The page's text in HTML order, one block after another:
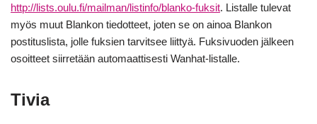
http://lists.oulu.fi/mailman/listinfo/blanko-fuksit. Listalle tulevat
myös muut Blankon tiedotteet, joten se on ainoa Blankon
postituslista, jolle fuksien tarvitsee liittyä. Fuksivuoden jälkeen
osoitteet siirretään automaattisesti Wanhat-listalle.
Tivia